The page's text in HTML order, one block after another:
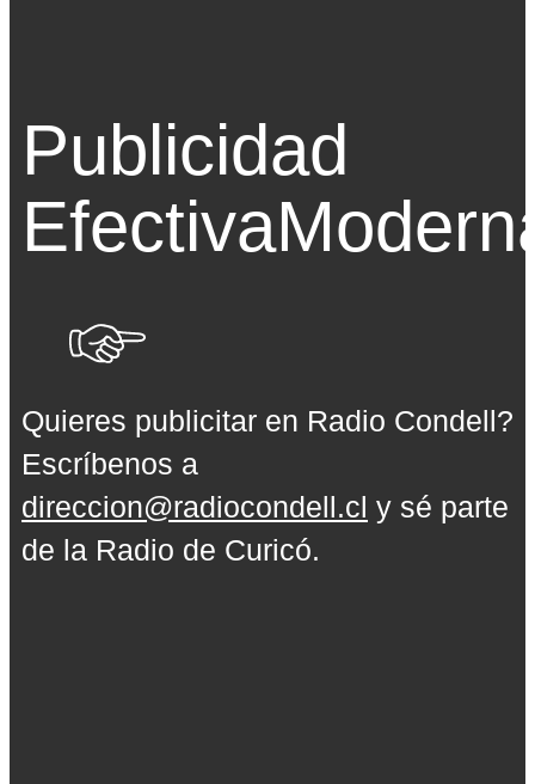
Publicidad
Efectiva
Quieres publicitar en Radio Condell?
Escríbenos a
direccion@radiocondell.cl y sé parte
de la Radio de Curicó.